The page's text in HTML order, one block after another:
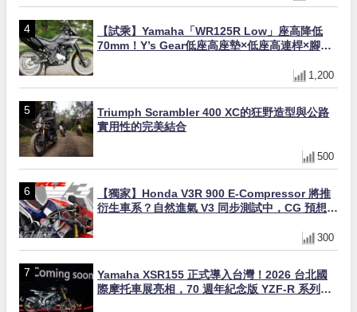
【試乘】Yamaha「WR125R Low」座高降低
70mm！Y’s Gear低座高座墊×低座高連桿×腳踏
1,200
Triumph Scrambler 400 XC的狂野造型與公路
實用性的完美結合
500
【獨家】Honda V3R 900 E-Compressor 將推
衍生車系？自然進氣 V3 同步測試中，CG 預想曝
300
Yamaha XSR155 正式導入台灣！2026 台北國
際摩托車展亮相，70 週年紀念版 YZF-R 系列限